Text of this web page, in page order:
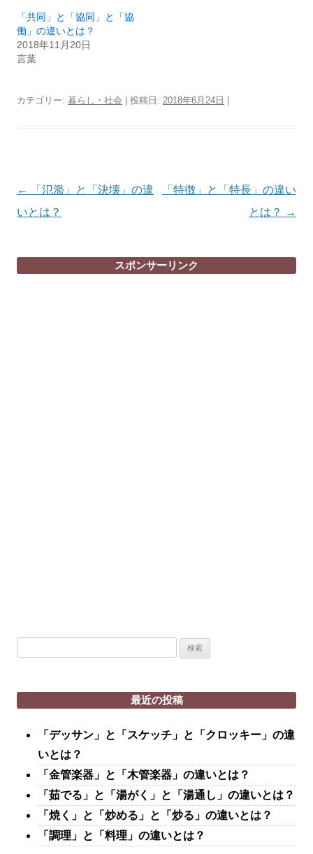
「共同」と「協同」と「協
働」の違いとは？
2018年11月20日
言葉
カテゴリー: 暮らし・社会 | 投稿日: 2018年6月24日
投
稿
ビ
←
「氾濫」と「決壊」の違
いとは？
「特徴」と「特長」の違い
とは？
→
スポンサーリンク
最近の投稿
「デッサン」と「スケッチ」と「クロッキー」の違
いとは？
「金管楽器」と「木管楽器」の違いとは？
「茹でる」と「湯がく」と「湯通し」の違いとは？
「焼く」と「炒める」と「炒る」の違いとは？
「調理」と「料理」の違いとは？